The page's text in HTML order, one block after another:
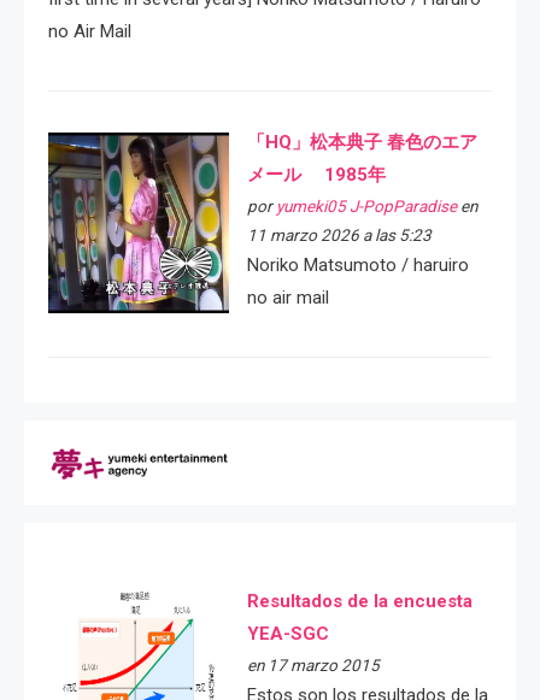
no Air Mail
「HQ」松本典子 春色のエア
メール 1985年
por yumeki05 J-PopParadiseen
11 marzo 2026 a las 5:23
Noriko Matsumoto / haruiro
no air mail
Resultados de la encuesta
YEA-SGC
en 17 marzo 2015
Estos son los resultados de la